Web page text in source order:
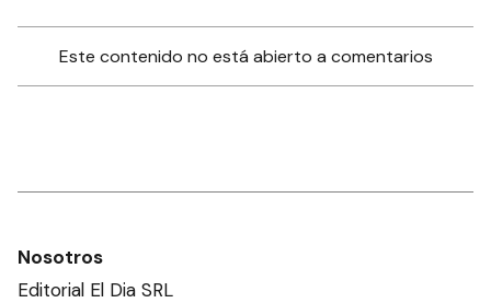
Este contenido no está abierto a comentarios
Nosotros
Editorial El Dia SRL